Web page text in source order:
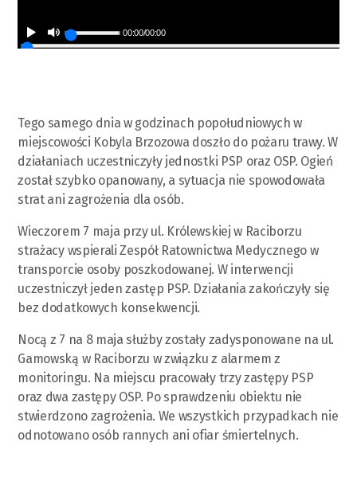
00:00/00:00
Tego samego dnia w godzinach popołudniowych w
miejscowości Kobyla Brzozowa doszło do pożaru trawy. W
działaniach uczestniczyły jednostki PSP oraz OSP. Ogień
został szybko opanowany, a sytuacja nie spowodowała
strat ani zagrożenia dla osób.
Wieczorem 7 maja przy ul. Królewskiej w Raciborzu
strażacy wspierali Zespół Ratownictwa Medycznego w
transporcie osoby poszkodowanej. W interwencji
uczestniczył jeden zastęp PSP. Działania zakończyły się
bez dodatkowych konsekwencji.
Nocą z 7 na 8 maja służby zostały zadysponowane na ul.
Gamowską w Raciborzu w związku z alarmem z
monitoringu. Na miejscu pracowały trzy zastępy PSP
oraz dwa zastępy OSP. Po sprawdzeniu obiektu nie
stwierdzono zagrożenia. We wszystkich przypadkach nie
odnotowano osób rannych ani ofiar śmiertelnych.